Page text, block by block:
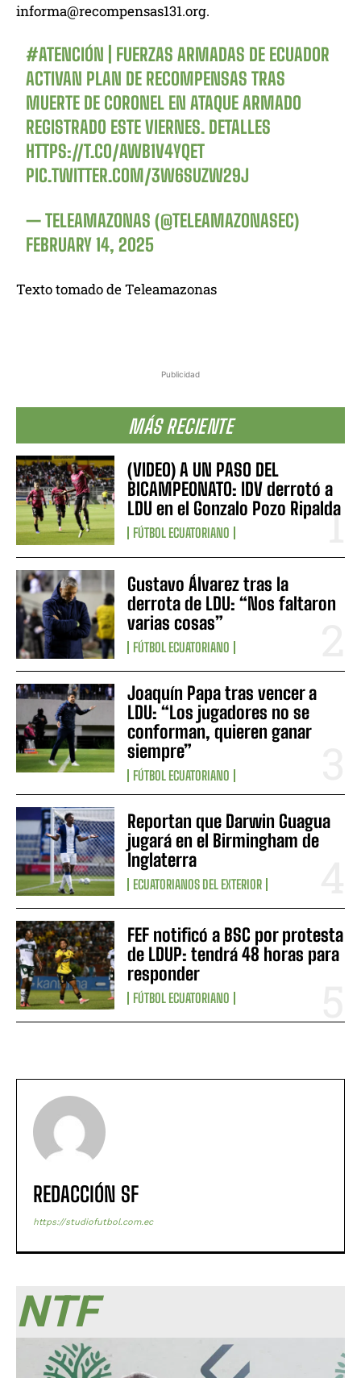
Publicidad
MÁS RECIENTE
(VIDEO) A UN PASO DEL
BICAMPEONATO: IDV derrotó a
LDU en el Gonzalo Pozo Ripalda
FÚTBOL ECUATORIANO
Gustavo Álvarez tras la
derrota de LDU: “Nos faltaron
varias cosas”
FÚTBOL ECUATORIANO
Joaquín Papa tras vencer a
LDU: “Los jugadores no se
conforman, quieren ganar
siempre”
FÚTBOL ECUATORIANO
Reportan que Darwin Guagua
jugará en el Birmingham de
Inglaterra
ECUATORIANOS DEL EXTERIOR
FEF notificó a BSC por protesta
de LDUP: tendrá 48 horas para
responder
FÚTBOL ECUATORIANO
informa@recompensas131.org.
#ATENCIÓN | FUERZAS ARMADAS DE ECUADOR
ACTIVAN PLAN DE RECOMPENSAS TRAS
MUERTE DE CORONEL EN ATAQUE ARMADO
REGISTRADO ESTE VIERNES. DETALLES
HTTPS://T.CO/AWB1V4YQET
PIC.TWITTER.COM/3W6SUZW29J
— TELEAMAZONAS (@TELEAMAZONASEC)
FEBRUARY 14, 2025
Texto tomado de Teleamazonas
REDACCIÓN SF
https://studiofutbol.com.ec
NTF